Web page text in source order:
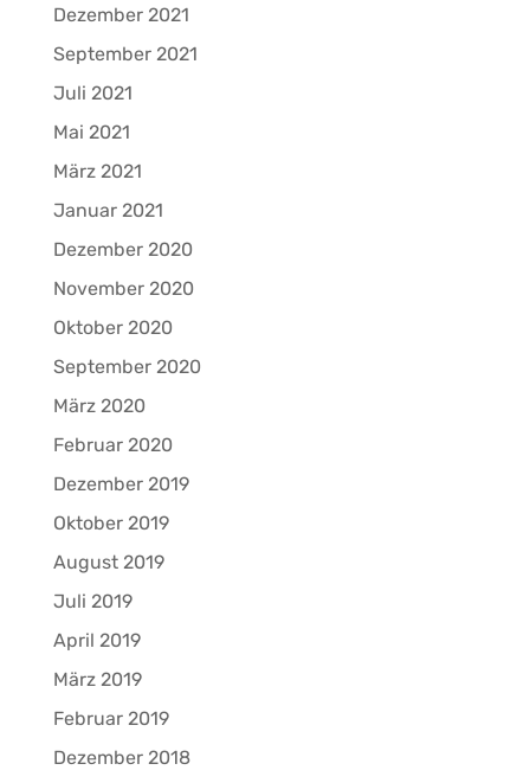
Dezember 2021
September 2021
Juli 2021
Mai 2021
März 2021
Januar 2021
Dezember 2020
November 2020
Oktober 2020
September 2020
März 2020
Februar 2020
Dezember 2019
Oktober 2019
August 2019
Juli 2019
April 2019
März 2019
Februar 2019
Dezember 2018